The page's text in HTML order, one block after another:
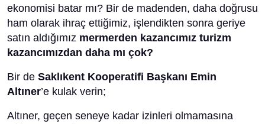
ekonomisi batar mı? Bir de madenden, daha doğrusu
ham olarak ihraç ettiğimiz, işlendikten sonra geriye
satın aldığımız mermerden kazancımız turizm
kazancımızdan daha mı çok?
Bir de Saklıkent Kooperatifi Başkanı Emin
Altıner’e kulak verin;
Altıner, geçen seneye kadar izinleri olmamasına